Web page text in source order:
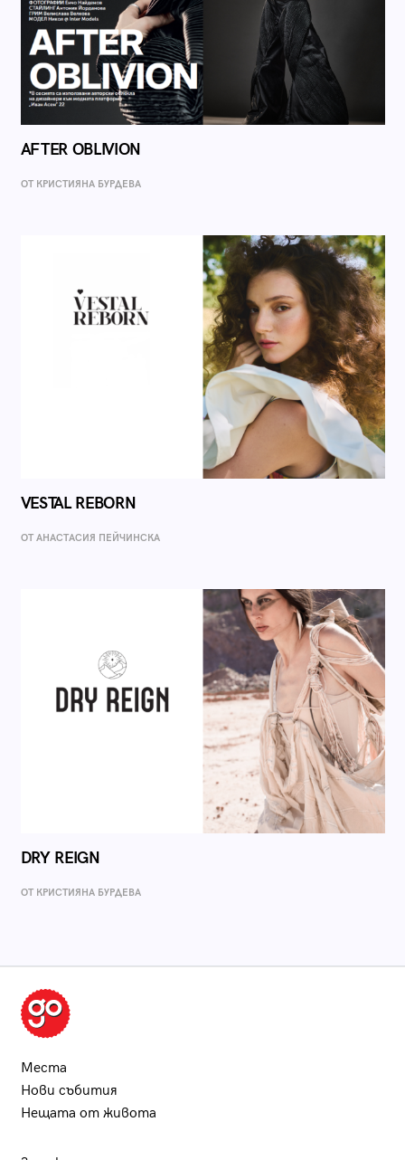
AFTER OBLIVION
ОТ КРИСТИЯНА БУРДЕВА
VESTAL REBORN
ОТ AНАСТАСИЯ ПЕЙЧИНСКА
DRY REIGN
ОТ КРИСТИЯНА БУРДЕВА
Места
Нови събития
Нещата от живота